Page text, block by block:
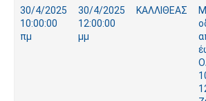
30/4/2025
10:00:00
πμ
30/4/2025
12:00:00
μμ
ΚΑΛΛΙΘΕΑΣ